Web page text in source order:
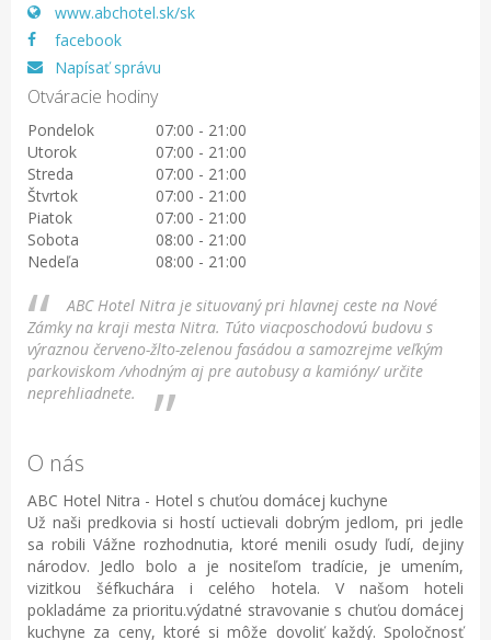
www.abchotel.sk/sk
facebook
Napísať správu
Otváracie hodiny
Pondelok
07:00 - 21:00
Utorok
07:00 - 21:00
Streda
07:00 - 21:00
Štvrtok
07:00 - 21:00
Piatok
07:00 - 21:00
Sobota
08:00 - 21:00
Nedeľa
08:00 - 21:00
ABC Hotel Nitra je situovaný pri hlavnej ceste na Nové
Zámky na kraji mesta Nitra. Túto viacposchodovú budovu s
výraznou červeno-žlto-zelenou fasádou a samozrejme veľkým
parkoviskom /vhodným aj pre autobusy a kamióny/ určite
neprehliadnete.
O nás
ABC Hotel Nitra - Hotel s chuťou domácej kuchyne
Už naši predkovia si hostí uctievali dobrým jedlom, pri jedle
sa robili Vážne rozhodnutia, ktoré menili osudy ľudí, dejiny
národov. Jedlo bolo a je nositeľom tradície, je umením,
vizitkou šéfkuchára i celého hotela. V našom hoteli
pokladáme za prioritu.výdatné stravovanie s chuťou domácej
kuchyne za ceny, ktoré si môže dovoliť každý. Spoločnosť